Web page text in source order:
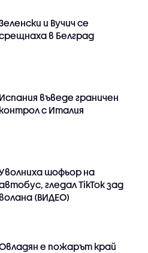
и Вучич се
в Белград
Испания въведе граничен
контрол с Италия
шофьор на
гледал TikTok зад
волана (ВИДЕО)
е пожарът край